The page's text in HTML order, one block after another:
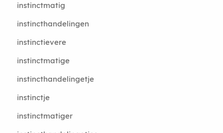
instinctmatig
instincthandelingen
instinctievere
instinctmatige
instincthandelingetje
instinctje
instinctmatiger